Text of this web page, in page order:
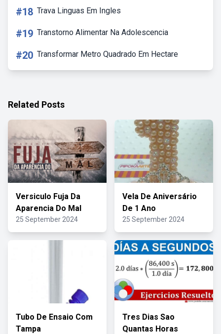
#18 Trava Linguas Em Ingles
#19 Transtorno Alimentar Na Adolescencia
#20 Transformar Metro Quadrado Em Hectare
Related Posts
Versiculo Fuja Da
Aparencia Do Mal
25 September 2024
Vela De Aniversário
De 1 Ano
25 September 2024
Tubo De Ensaio Com
Tampa
Tres Dias Sao
Quantas Horas